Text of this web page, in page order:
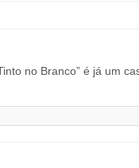
no Branco” é já um